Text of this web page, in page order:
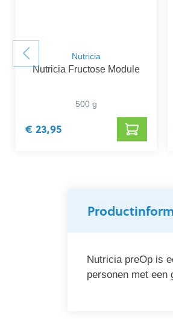
Nutricia
Nutricia Fructose Module
500 g
€ 23,95
Nutricia preOp is
personen met een